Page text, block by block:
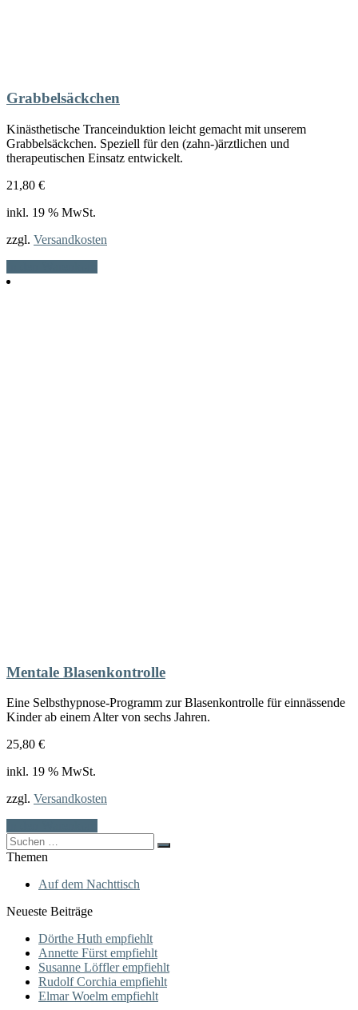
Grabbelsäckchen
Kinästhetische Tranceinduktion leicht gemacht mit unserem
Grabbelsäckchen. Speziell für den (zahn-)ärztlichen und
therapeutischen Einsatz entwickelt.
21,80 €
inkl. 19 % MwSt.
zzgl. Versandkosten
Mentale Blasenkontrolle
Eine Selbsthypnose-Programm zur Blasenkontrolle für einnässende
Kinder ab einem Alter von sechs Jahren.
25,80 €
inkl. 19 % MwSt.
zzgl. Versandkosten
Search
for:
Themen
Auf dem Nachttisch
Neueste Beiträge
Dörthe Huth empfiehlt
Annette Fürst empfiehlt
Susanne Löffler empfiehlt
Rudolf Corchia empfiehlt
Elmar Woelm empfiehlt